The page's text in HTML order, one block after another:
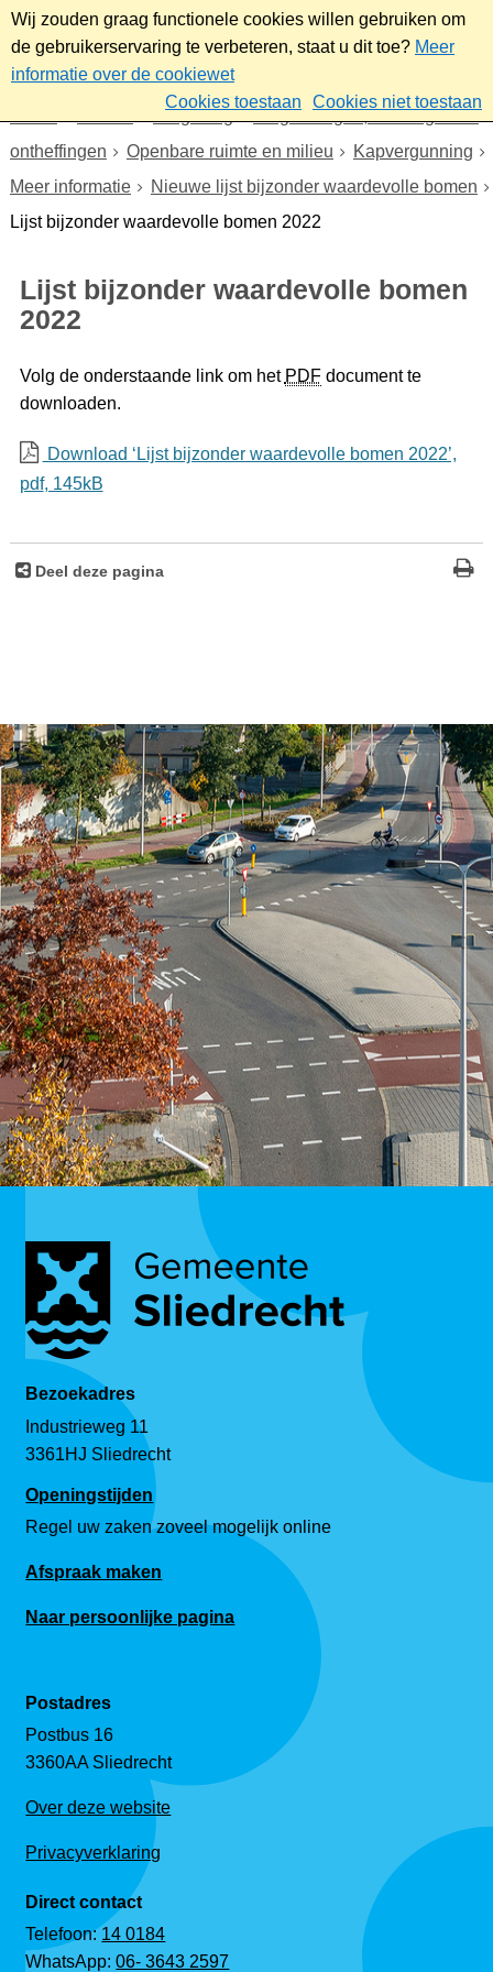
Wij zouden graag functionele cookies willen gebruiken om
de gebruikerservaring te verbeteren, staat u dit toe? Meer
informatie over de cookiewet
Cookies toestaan
Cookies niet toestaan
Omgeving
Vergunningen, meldingen en
ontheffingen
Openbare ruimte en milieu
Kapvergunning
Meer informatie
Nieuwe lijst bijzonder waardevolle bomen
Lijst bijzonder waardevolle bomen 2022
Lijst bijzonder waardevolle bomen
2022
Volg de onderstaande link om het PDFdocument te
downloaden.
Download ‘Lijst bijzonder waardevolle bomen 2022’,
pdf, 145kB
Deel deze pagina
Bezoekadres
Industrieweg 11
3361HJ Sliedrecht
Openingstijden
Regel uw zaken zoveel mogelijk online
Afspraak maken
Naar persoonlijke pagina
Postadres
Postbus 16
3360AA Sliedrecht
Over deze website
Privacyverklaring
Direct contact
Telefoon:14 0184
WhatsApp:06- 3643 2597